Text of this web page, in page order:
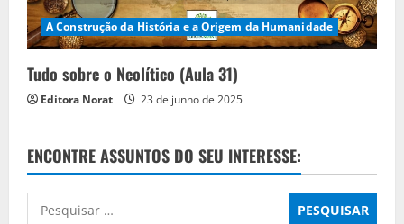
A Construção da História e a Origem da Humanidade
Tudo sobre o Neolítico (Aula 31)
Editora Norat 23 de junho de 2025
ENCONTRE ASSUNTOS DO SEU INTERESSE:
Pesquisar